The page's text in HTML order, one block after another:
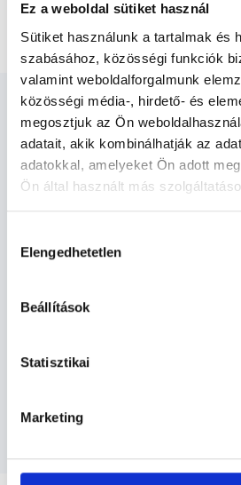
Ez a weboldal sütiket használ
Sütiket használunk a tartalmak és
szabásához, közösségi funkciók
valamint weboldalforgalmunk
közösségi média-, hirdető- és
megosztjuk az Ön
adatait, akik kombinálhatják az
adatokkal, amelyeket Ön adott
Ön által használt más
szabályzat:https://
kiválasztása
Elengedhetetlen
Beállítások
Statisztikai
Marketing
Neurológus
kerület - Neurológia